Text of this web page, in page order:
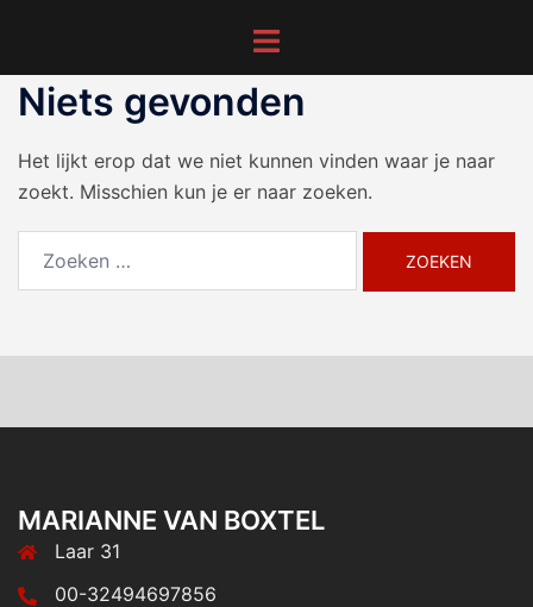
de
inhoud
Toggle
Niets gevonden
Het lijkt erop dat we niet kunnen vinden waar je naar
zoekt. Misschien kun je er naar zoeken.
MARIANNE VAN BOXTEL
Laar 31
00-32494697856